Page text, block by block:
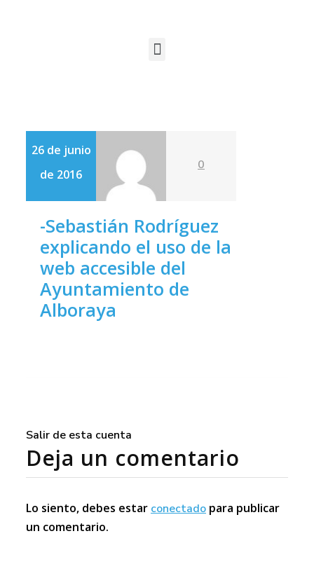
26 de junio
de 2016
0
-Sebastián Rodríguez
explicando el uso de la
web accesible del
Ayuntamiento de
Alboraya
Salir de esta cuenta
Deja un comentario
Lo siento, debes estar conectado para publicar
un comentario.